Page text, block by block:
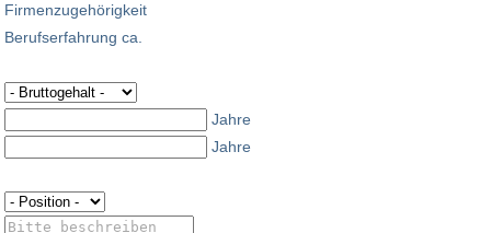
Firmenzugehörigkeit
Berufserfahrung ca.
Jahre
Jahre